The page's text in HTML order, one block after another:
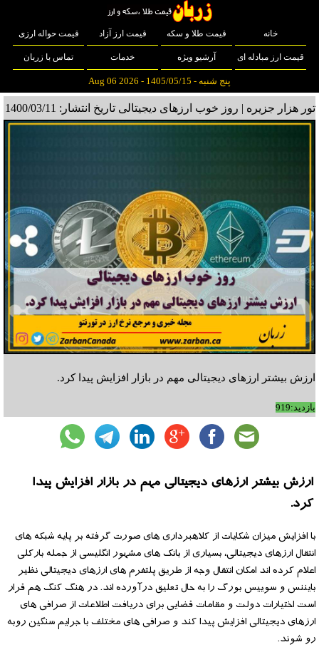
خانه قیمت طلا و سکه قیمت ارز آزاد قیمت حواله ارزی
قیمت ارز مبادله ای آرشیو ویژه خدمات تماس با زربان
پنج شنبه - 1405/05/15 - Aug 06 2026
تور هزار جزیره | روز خوب ارزهای دیجیتالی تاریخ انتشار: 1400/03/11
ارزش بیشتر ارزهای دیجیتالی مهم در بازار افزایش پیدا کرد.
بازدید:919
ارزش بیشتر ارزهای دیجیتالی مهم در بازار افزایش پیدا
کرد.
با افزایش میزان شکایات از کلاهبرداری های صورت گرفته بر پایه شبکه های
انتقال ارزهای دیجیتالی، بسیاری از بانک های مشهور انگلیسی از جمله بارکلی
اعلام کرده اند امکان انتقال وجه از طریق پلتفرم های ارزهای دیجیتالی نظیر
بایننس و سوییس بورگ را به حال تعلیق درآورده اند. در هنگ کنگ هم قرار
است اختیارات دولت و مقامات قضایی برای دریافت اطلاعات از صرافی های
ارزهای دیجیتالی افزایش پیدا کند و صرافی های مختلف با جرایم سنگین روبه
رو شوند.